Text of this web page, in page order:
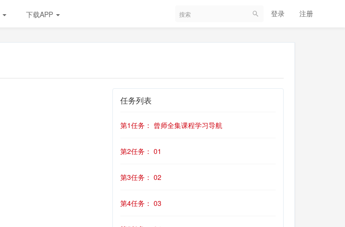
下载APP 登录 注册
任务列表
第1任务： 曾师全集课程学习导航
第2任务： 01
第3任务： 02
第4任务： 03